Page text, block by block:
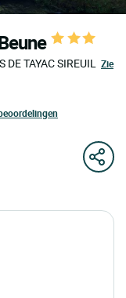
DE TAYAC SIREUIL Zie